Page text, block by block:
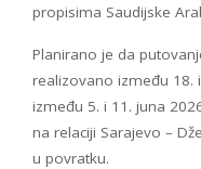
propisima Saudijske
Planirano je da
realizovano između 18.
između 5. i 11. juna
na relaciji Sarajevo –
u povratku.